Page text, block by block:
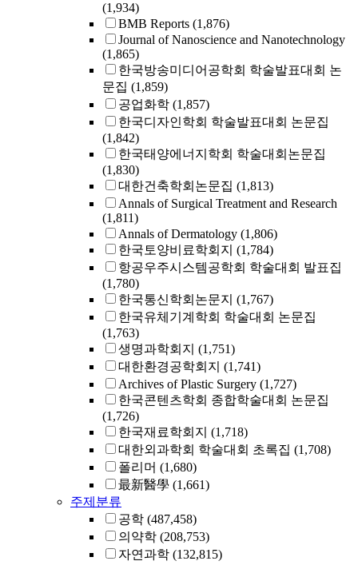
(1,934)
BMB Reports (1,876)
Journal of Nanoscience and Nanotechnology
(1,865)
한국방송미디어공학회 학술발표대회 논
문집 (1,859)
공업화학 (1,857)
한국디자인학회 학술발표대회 논문집
(1,842)
한국태양에너지학회 학술대회논문집
(1,830)
대한건축학회논문집 (1,813)
Annals of Surgical Treatment and Research
(1,811)
Annals of Dermatology (1,806)
한국토양비료학회지 (1,784)
항공우주시스템공학회 학술대회 발표집
(1,780)
한국통신학회논문지 (1,767)
한국유체기계학회 학술대회 논문집
(1,763)
생명과학회지 (1,751)
대한환경공학회지 (1,741)
Archives of Plastic Surgery (1,727)
한국콘텐츠학회 종합학술대회 논문집
(1,726)
한국재료학회지 (1,718)
대한외과학회 학술대회 초록집 (1,708)
폴리머 (1,680)
最新醫學 (1,661)
주제분류
공학 (487,458)
의약학 (208,753)
자연과학 (132,815)